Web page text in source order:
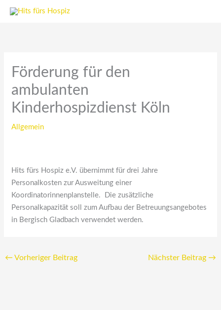
Zum
Förderung für den
ambulanten
Kinderhospizdienst Köln
Allgemein
Hits fürs Hospiz e.V. übernimmt für drei Jahre
Personalkosten zur Ausweitung einer
Koordinatorinnenplanstelle.
Die zusätzliche
Personalkapazität soll zum Aufbau der Betreuungsangebotes
in Bergisch Gladbach verwendet werden.
← Vorheriger Beitrag Nächster Beitrag →